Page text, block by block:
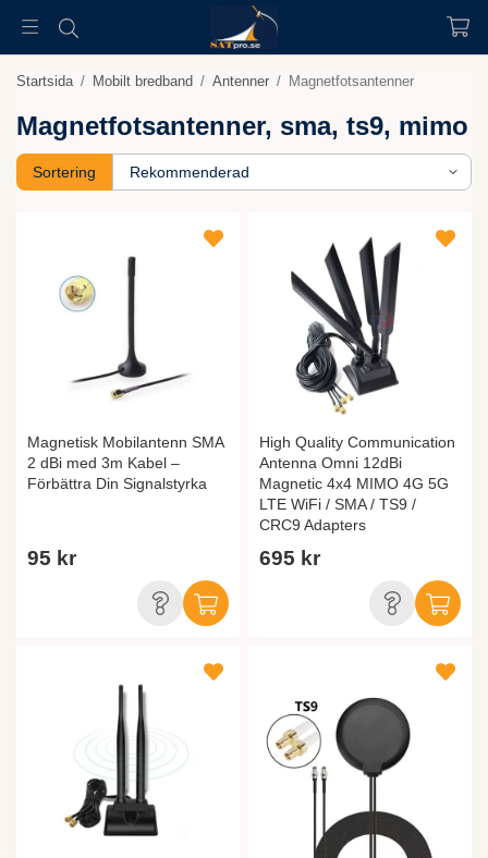
Startsida / Mobilt bredband / Antenner / Magnetfotsantenner
Magnetfotsantenner, sma, ts9, mimo
Sortering
Magnetisk Mobilantenn SMA
2 dBi med 3m Kabel –
Förbättra Din Signalstyrka
95 kr
High Quality Communication
Antenna Omni 12dBi
Magnetic 4x4 MIMO 4G 5G
LTE WiFi / SMA / TS9 /
CRC9 Adapters
695 kr